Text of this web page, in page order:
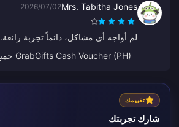
Mrs. Tabitha Jones
2026/07/02
لم أواجه أي مشاكل، دائماً تجربة رائعة.
GrabGifts Cash Voucher (PH) جميع التقييمات
تقييمك
شارك تجربتك